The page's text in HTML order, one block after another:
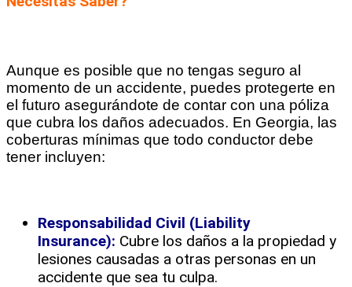
Aunque es posible que no tengas seguro al
momento de un accidente, puedes protegerte en
el futuro asegurándote de contar con una póliza
que cubra los daños adecuados. En Georgia, las
coberturas mínimas que todo conductor debe
tener incluyen:
Responsabilidad Civil (Liability
Insurance): Cubre los daños a la propiedad y
lesiones causadas a otras personas en un
accidente que sea tu culpa.